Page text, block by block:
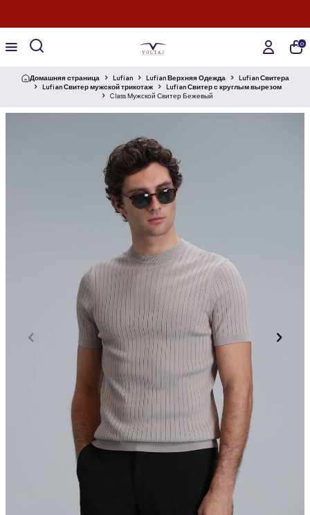
0
Домашняя страница Lufian Lufian Верхняя Одежда
Lufian Свитера
Lufian Свитер мужской трикотаж
Lufian Свитер с круглым вырезом
Class Мужской Свитер Бежевый